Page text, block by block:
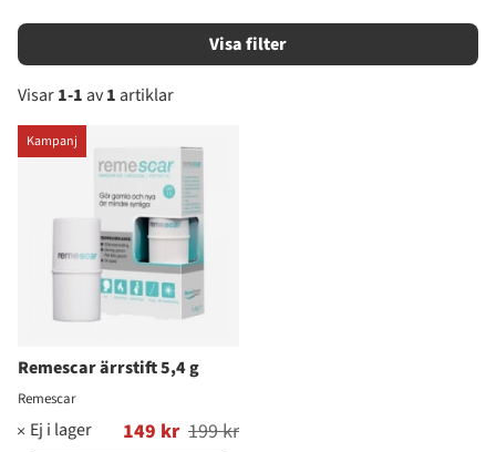
Filtrera
Visar1-1 av1 artiklar
Produkter
Kampanj
Remescar ärrstift 5,4 g
Remescar
149 kr
Ordinarie pris: 199 kr